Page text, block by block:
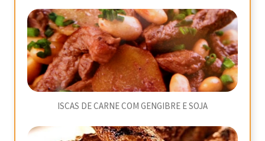
ISCAS DE CARNE COM GENGIBRE E SOJA